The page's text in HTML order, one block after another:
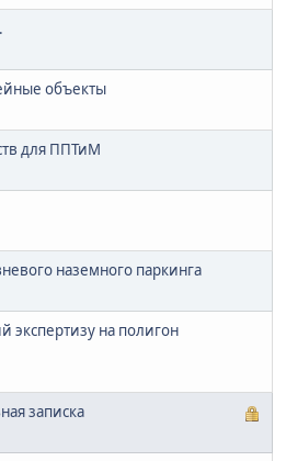
объекты
для ППТиМ
наземного паркинга
на полигон
записка